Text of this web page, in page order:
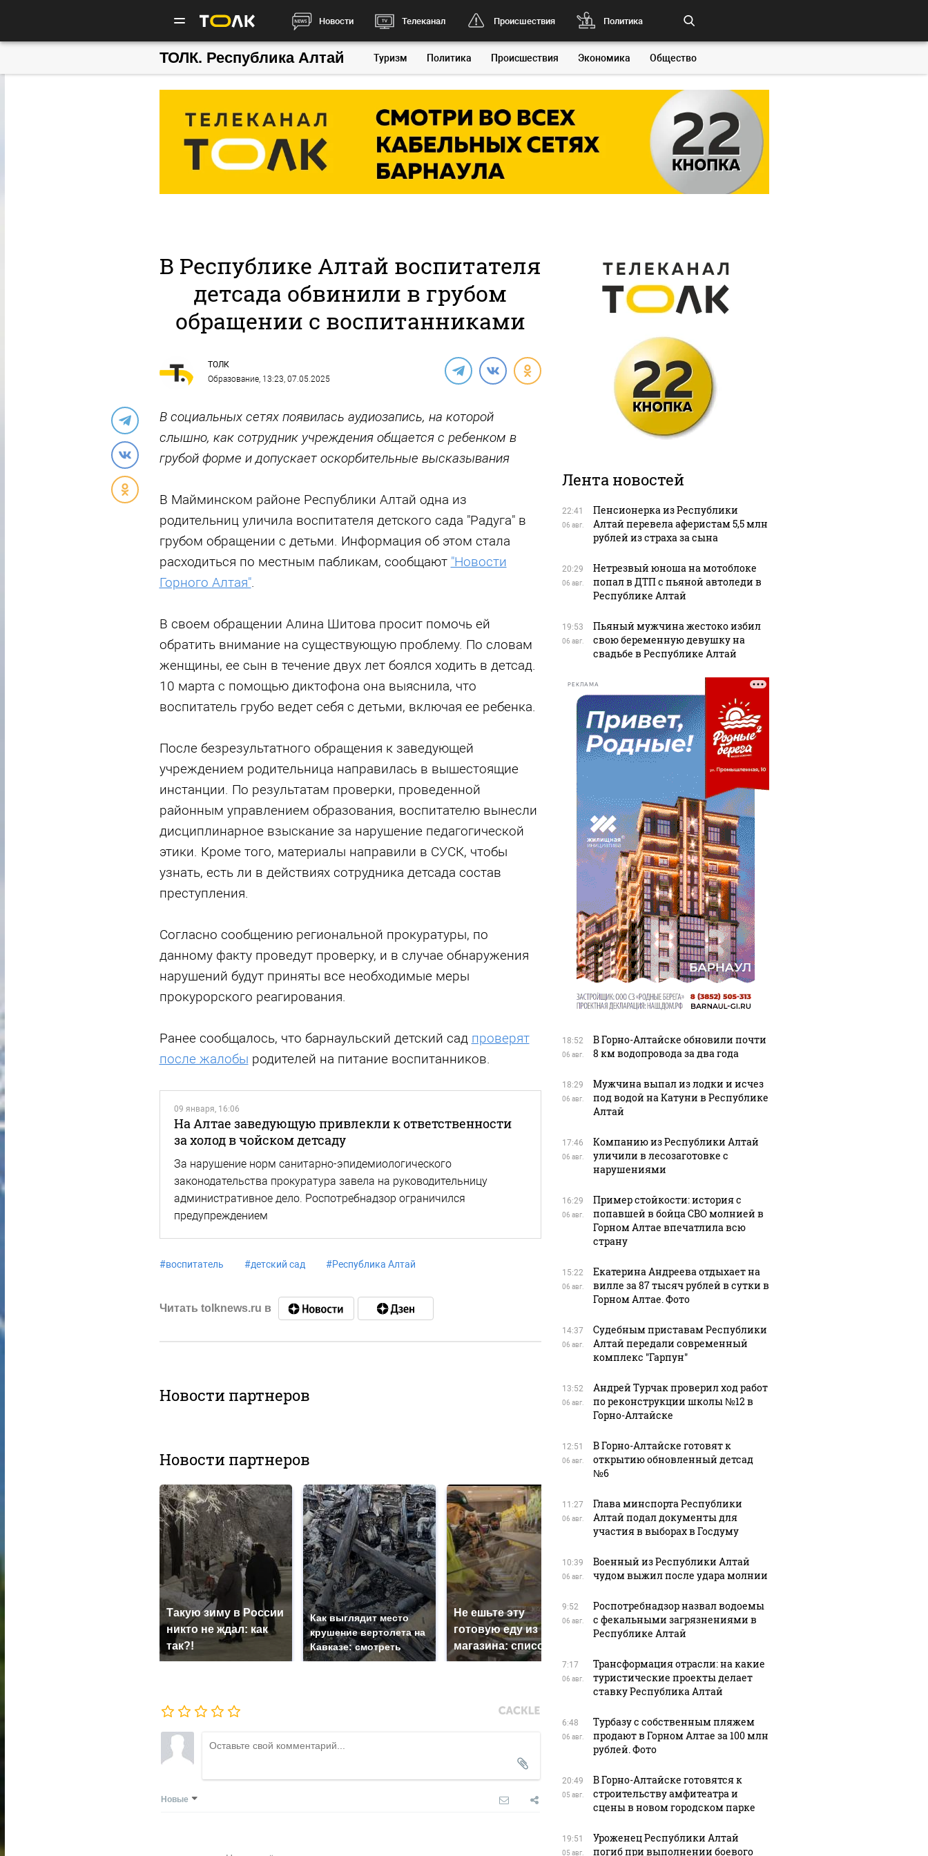
Новости Телеканал Происшествия Политика
ТОЛК. Республика Алтай Туризм Политика Происшествия Экономика Общество
В Республике Алтай воспитателя
детсада обвинили в грубом
обращении с воспитанниками
ТОЛК
Образование, 13:23, 07.05.2025
В социальных сетях появилась аудиозапись, на которой
слышно, как сотрудник учреждения общается с ребенком в
грубой форме и допускает оскорбительные высказывания
В Майминском районе Республики Алтай одна из
родительниц уличила воспитателя детского сада "Радуга" в
грубом обращении с детьми. Информация об этом стала
расходиться по местным пабликам, сообщают "Новости
Горного Алтая".
В своем обращении Алина Шитова просит помочь ей
обратить внимание на существующую проблему. По словам
женщины, ее сын в течение двух лет боялся ходить в детсад.
10 марта с помощью диктофона она выяснила, что
воспитатель грубо ведет себя с детьми, включая ее ребенка.
После безрезультатного обращения к заведующей
учреждением родительница направилась в вышестоящие
инстанции. По результатам проверки, проведенной
районным управлением образования, воспитателю вынесли
дисциплинарное взыскание за нарушение педагогической
этики. Кроме того, материалы направили в СУСК, чтобы
узнать, есть ли в действиях сотрудника детсада состав
преступления.
Согласно сообщению региональной прокуратуры, по
данному факту проведут проверку, и в случае обнаружения
нарушений будут приняты все необходимые меры
прокурорского реагирования.
Ранее сообщалось, что барнаульский детский сад проверят
после жалобы родителей на питание воспитанников.
09 января, 16:06
На Алтае заведующую привлекли к ответственности
за холод в чойском детсаду
За нарушение норм санитарно-эпидемиологического
законодательства прокуратура завела на руководительницу
административное дело. Роспотребнадзор ограничился
предупреждением
#воспитатель #детский сад #Республика Алтай
Читать tolknews.ru в
Новости партнеров
Новости партнеров
Такую зиму в России
никто не ждал: как
так?!
Как выглядит место
крушение вертолета на
Кавказе: смотреть
Не ешьте эту
готовую еду из
магазина: список
В ОАЭ произошло
жестокое убийство
Все новости по
Новые
Лента новостей
22:41
06 авг.
Пенсионерка из Республики
Алтай перевела аферистам 5,5 млн
рублей из страха за сына
20:29
06 авг.
Нетрезвый юноша на мотоблоке
попал в ДТП с пьяной автоледи в
Республике Алтай
19:53
06 авг.
Пьяный мужчина жестоко избил
свою беременную девушку на
свадьбе в Республике Алтай
РЕКЛАМА
18:52
06 авг.
В Горно-Алтайске обновили почти
8 км водопровода за два года
18:29
06 авг.
Мужчина выпал из лодки и исчез
под водой на Катуни в Республике
Алтай
17:46
06 авг.
Компанию из Республики Алтай
уличили в лесозаготовке с
нарушениями
16:29
06 авг.
Пример стойкости: история с
попавшей в бойца СВО молнией в
Горном Алтае впечатлила всю
страну
15:22
06 авг.
Екатерина Андреева отдыхает на
вилле за 87 тысяч рублей в сутки в
Горном Алтае. Фото
14:37
06 авг.
Судебным приставам Республики
Алтай передали современный
комплекс "Гарпун"
13:52
06 авг.
Андрей Турчак проверил ход работ
по реконструкции школы №12 в
Горно-Алтайске
12:51
06 авг.
В Горно-Алтайске готовят к
открытию обновленный детсад
№6
11:27
06 авг.
Глава минспорта Республики
Алтай подал документы для
участия в выборах в Госдуму
10:39
06 авг.
Военный из Республики Алтай
чудом выжил после удара молнии
9:52
06 авг.
Роспотребнадзор назвал водоемы
с фекальными загрязнениями в
Республике Алтай
7:17
06 авг.
Трансформация отрасли: на какие
туристические проекты делает
ставку Республика Алтай
6:48
06 авг.
Турбазу с собственным пляжем
продают в Горном Алтае за 100 млн
рублей. Фото
20:49
05 авг.
В Горно-Алтайске готовятся к
строительству амфитеатра и
сцены в новом городском парке
19:51
05 авг.
Уроженец Республики Алтай
погиб при выполнении боевого